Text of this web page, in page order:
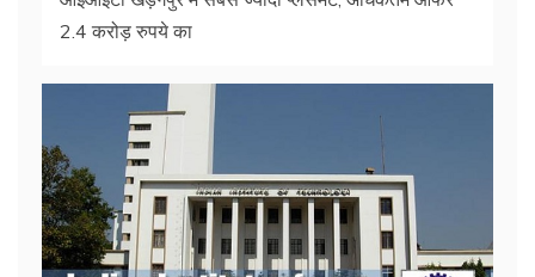
2.4 करोड़ रुपये का